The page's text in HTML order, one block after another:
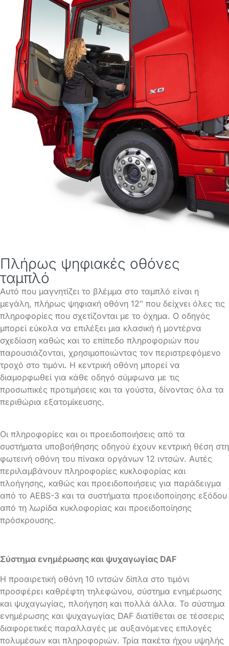
Πλήρως ψηφιακές οθόνες
ταμπλό
Αυτό που μαγνητίζει το βλέμμα στο ταμπλό είναι η
μεγάλη, πλήρως ψηφιακή οθόνη 12″ που δείχνει όλες τις
πληροφορίες που σχετίζονται με το όχημα. Ο οδηγός
μπορεί εύκολα να επιλέξει μια κλασική ή μοντέρνα
σχεδίαση καθώς και το επίπεδο πληροφοριών που
παρουσιάζονται, χρησιμοποιώντας τον περιστρεφόμενο
τροχό στο τιμόνι. Η κεντρική οθόνη μπορεί να
διαμορφωθεί για κάθε οδηγό σύμφωνα με τις
προσωπικές προτιμήσεις και τα γούστα, δίνοντας όλα τα
περιθώρια εξατομίκευσης.
Οι πληροφορίες και οι προειδοποιήσεις από τα
συστήματα υποβοήθησης οδηγού έχουν κεντρική θέση στη
φωτεινή οθόνη του πίνακα οργάνων 12 ιντσών. Αυτές
περιλαμβάνουν πληροφορίες κυκλοφορίας και
πλοήγησης, καθώς και προειδοποιήσεις για παράδειγμα
από το AEBS-3 και τα συστήματα προειδοποίησης εξόδου
από τη λωρίδα κυκλοφορίας και προειδοποίησης
πρόσκρουσης.
Σύστημα ενημέρωσης και ψυχαγωγίας DAF
Η προαιρετική οθόνη 10 ιντσών δίπλα στο τιμόνι
προσφέρει καθρέφτη τηλεφώνου, σύστημα ενημέρωσης
και ψυχαγωγίας, πλοήγηση και πολλά άλλα. Το σύστημα
ενημέρωσης και ψυχαγωγίας DAF διατίθεται σε τέσσερις
διαφορετικές παραλλαγές με αυξανόμενες επιλογές
πολυμέσων και πληροφοριών. Τρία πακέτα ήχου υψηλής